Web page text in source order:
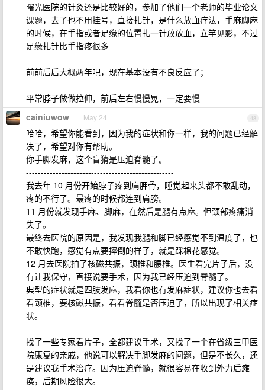
曙光医院的针灸还是比较好的，参加了他们一个老师的毕业论文
课题，去了也不用挂号，直接扎针，是什么放血疗法，手麻脚麻
的时候，在手指或者足缘的位置扎一针放放血，立竿见影，不过
足缘扎针比手指疼很多
前前后后大概两年吧，现在基本没有不良反应了；
平常脖子做做拉伸，前后左右慢慢晃，一定要慢
48
cainiuwow May 24
哈哈，希望你能看到，因为我的症状和你一样，我的问题已经解
决了，希望对你有帮助。
你手脚发麻，这个盲猜是压迫脊髓了。
--------------------------------------------------
我去年 10 月份开始脖子疼到肩胛骨，睡觉起来头都不敢乱动，
疼的不行了。最疼的时候都连到肩膀。
11 月份就发现手麻、脚麻，在然后是腿有点麻。但颈部疼痛消
失了。
最终去医院的原因是，我发现我腿和脚已经感觉不到温度了，也
不敢快跑，感觉有点要摔倒的样子，就是踩棉花感觉。
12 月去医院拍了核磁共振，颈椎和腰椎。医生看完片子后，没
有让我保守，直接说要手术，因为我已经压迫到脊髓了。
典型的症状就是四肢发麻，我看你也有发麻症状，建议你也去看
看颈椎，要核磁共振，看看脊髓是否压迫了，所以出现了相关症
状。
-----------------
找了一些专家看片子，全都建议手术，又找了一个在省级三甲医
院康复的亲戚，他说可以解决手脚发麻的问题，但是不长久，还
是建议我手术治疗。因为压迫脊髓，就很容易在收到外力后瘫
痪，后期风险很大。